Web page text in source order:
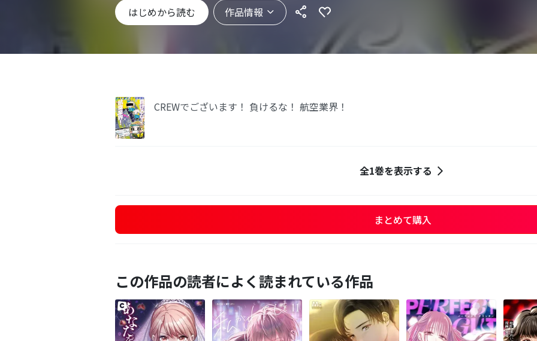
はじめから読む 作品情報
CREWでございます！ 負けるな！ 航空業界！
全1巻を表示する
まとめて購入
この作品の読者によく読まれている作品